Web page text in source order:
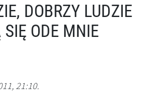
DOBRZY LUDZIE
ODE MNIE
21:10.